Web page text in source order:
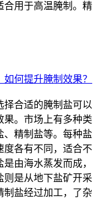
合用于高温腌制。精
何提升腌制效果？
择合适的腌制盐可以
果。市场上有多种类
、精制盐等。每种盐
度各有不同，适合不
由海水蒸发而成，
则是从地下盐矿开采
制盐经过加工，了杂